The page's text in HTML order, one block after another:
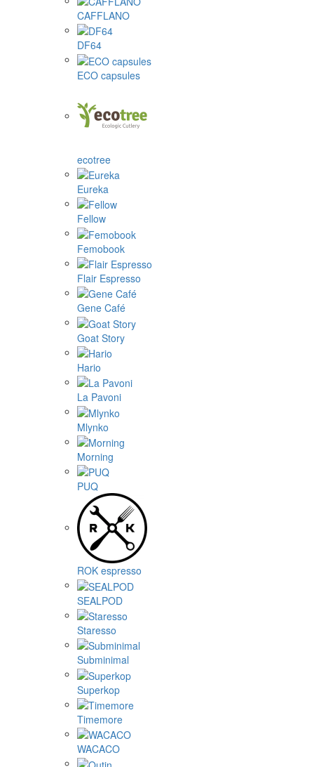
CAFFLANO
DF64
ECO capsules
ecotree
Eureka
Fellow
Femobook
Flair Espresso
Gene Café
Goat Story
Hario
La Pavoni
Mlynko
Morning
PUQ
ROK espresso
SEALPOD
Staresso
Subminimal
Superkop
Timemore
WACACO